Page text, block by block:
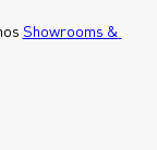
Showrooms &